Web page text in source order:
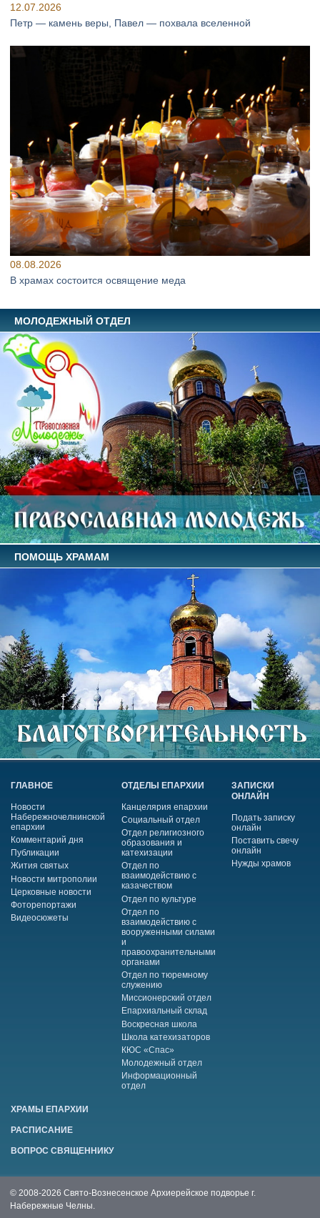
12.07.2026
Петр — камень веры, Павел — похвала вселенной
08.08.2026
В храмах состоится освящение меда
МОЛОДЕЖНЫЙ ОТДЕЛ
ПОМОЩЬ ХРАМАМ
ГЛАВНОЕ
Новости
Набережночелнинской
епархии
Комментарий дня
Публикации
Жития святых
Новости митрополии
Церковные новости
Фоторепортажи
Видеосюжеты
ОТДЕЛЫ ЕПАРХИИ
Канцелярия епархии
Социальный отдел
Отдел религиозного
образования и
катехизации
Отдел по
взаимодействию с
казачеством
Отдел по культуре
Отдел по
взаимодействию с
вооруженными силами
и
правоохранительными
органами
Отдел по тюремному
служению
Миссионерский отдел
Епархиальный склад
Воскресная школа
Школа катехизаторов
КЮС «Спас»
Молодежный отдел
Информационный
отдел
ЗАПИСКИ
ОНЛАЙН
Подать записку
онлайн
Поставить свечу
онлайн
Нужды храмов
ХРАМЫ ЕПАРХИИ
РАСПИСАНИЕ
ВОПРОС СВЯЩЕННИКУ
© 2008-2026 Свято-Вознесенское Архиерейское подворье г.
Набережные Челны.